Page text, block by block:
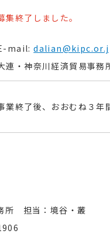
集終了しました。
mail:
連・神奈川経済貿易事
業終了後、おおむね３年
所 担当：境谷・叢